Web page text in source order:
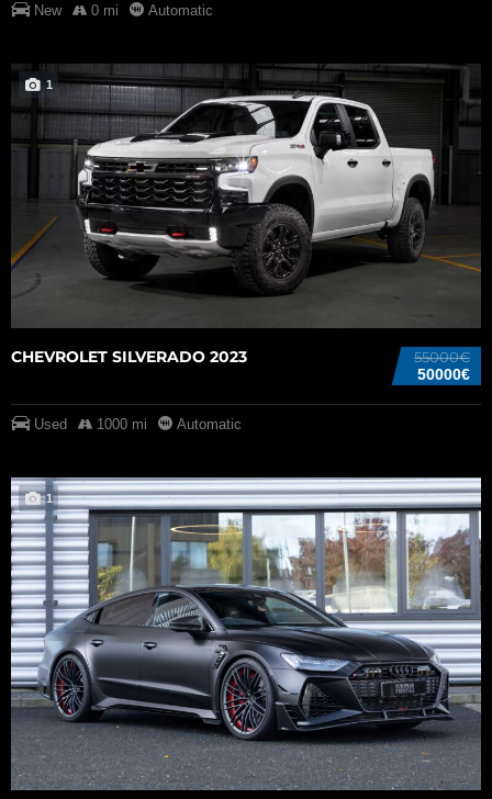
New 0 mi Automatic
1
55000€
50000€
CHEVROLET SILVERADO 2023
Used 1000 mi Automatic
1